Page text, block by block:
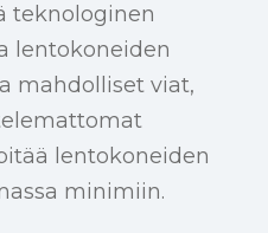
teknologinen
lentokoneiden
mahdolliset viat,
lentokoneiden
minimiin.